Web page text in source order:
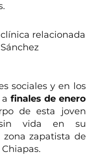
sociales y en los
finales de enero
de esta joven
vida en su
zapatista de